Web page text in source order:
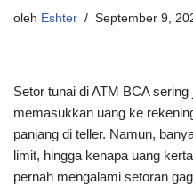
oleh Eshter September 9,
Setor tunai di ATM BCA sering
memasukkan uang ke
panjang di teller. Namun,
limit, hingga kenapa uang
pernah mengalami setoran